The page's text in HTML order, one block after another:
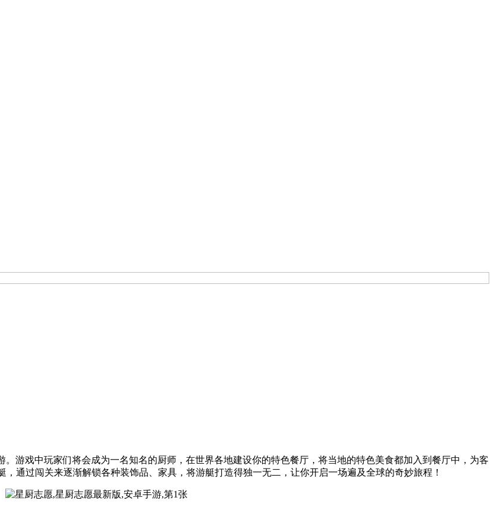
。游戏中玩家们将会成为一名知名的厨师，在世界各地建设你的特色餐厅，将当地的特色美食都加入到餐厅中，为客
通过闯关来逐渐解锁各种装饰品、家具，将游艇打造得独一无二，让你开启一场遍及全球的奇妙旅程！